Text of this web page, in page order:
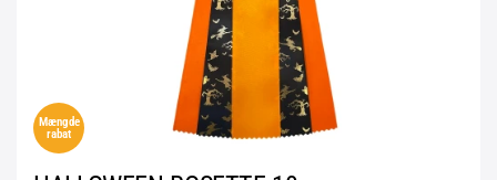
Mængde
rabat